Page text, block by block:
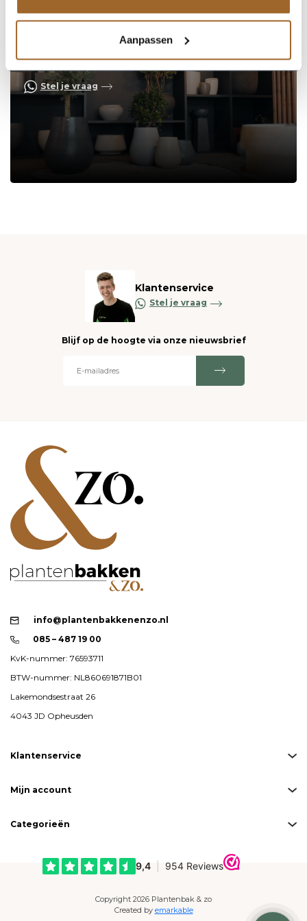
Aanpassen
Op zoek naar een vakkundige
Stel je vraag
Klantenservice
Stel je vraag
Blijf op de hoogte via onze nieuwsbrief
info@plantenbakkenenzo.nl
085 – 487 19 00
KvK-nummer: 76593711
BTW-nummer: NL860691871B01
Lakemondsestraat 26
4043 JD Opheusden
Klantenservice
Mijn account
Categorieën
Copyright 2026 Plantenbak & zo
Created by emarkable